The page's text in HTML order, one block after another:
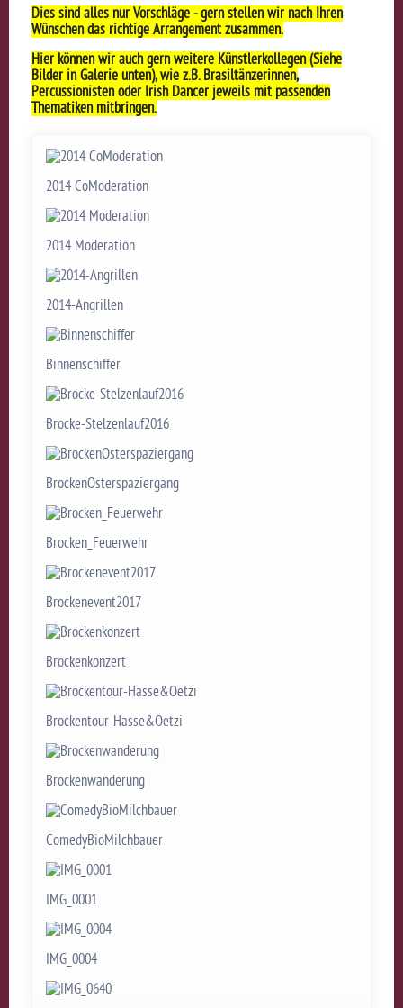
Dies sind alles nur Vorschläge - gern stellen wir nach Ihren
Wünschen das richtige Arrangement zusammen.
Hier können wir auch gern weitere Künstlerkollegen (Siehe
Bilder in Galerie unten), wie z.B. Brasiltänzerinnen,
Percussionisten oder Irish Dancer jeweils mit passenden
Thematiken mitbringen.
2014 CoModeration
2014 Moderation
2014-Angrillen
Binnenschiffer
Brocke-Stelzenlauf2016
BrockenOsterspaziergang
Brocken_Feuerwehr
Brockenevent2017
Brockenkonzert
Brockentour-Hasse&Oetzi
Brockenwanderung
ComedyBioMilchbauer
IMG_0001
IMG_0004